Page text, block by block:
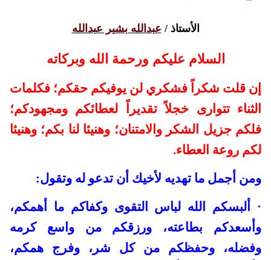
الأستاذ / عبدالله بشير عبدالله
السلام عليكم ورحمة الله وبركاته
إن قلت شكراً فشكري لن يوفيكم حقكم؛ فكلمات
الثناء تتوارى خجلاً تقديراً لعطائكم ومجهودكم؛
فلكم جزيل الشكر والامتنان؛ وهنيئا لنا بكم؛ وهنيئا
لكم روعة العطاء.
ومن أجمل ما تهديه لأخيك أن تدعو له وتقول:
·
ألبسكم الله لباس التقوى وكفاكم ما أهمكم،
وأسعدكم بطاعته، ورزقكم من واسع كرمه
وفضله، وحفظكم من كل شر، وفرج همكم،